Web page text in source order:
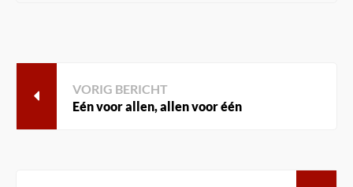
VORIG BERICHT
Eén voor allen, allen voor één